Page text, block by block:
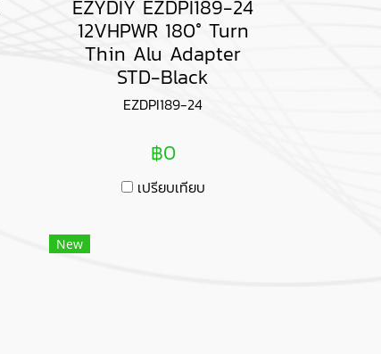
EZYDIY EZDPI189-24
12VHPWR 180° Turn
Thin Alu Adapter
STD-Black
EZDPI189-24
฿0
เปรียบเทียบ
New